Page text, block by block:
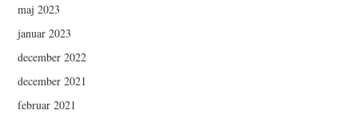
maj 2023
januar 2023
december 2022
december 2021
februar 2021